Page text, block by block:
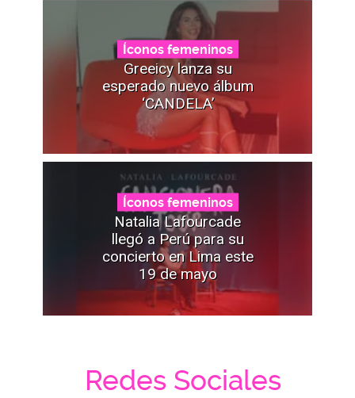
Íconos femeninos
Greeicy lanza su
esperado nuevo álbum
‘CANDELA’
Íconos femeninos
Natalia Lafourcade
llegó a Perú para su
concierto en Lima este
19 de mayo
Redes Sociales